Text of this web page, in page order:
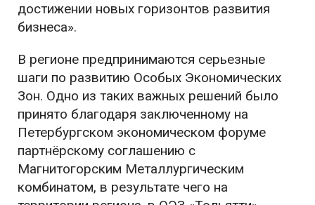
достижении новых горизонтов развития
бизнеса».
В регионе предпринимаются серьезные
шаги по развитию Особых Экономических
Зон. Одно из таких важных решений было
принято благодаря заключенному на
Петербургском экономическом форуме
партнёрскому соглашению с
Магнитогорским Металлургическим
комбинатом, в результате чего на